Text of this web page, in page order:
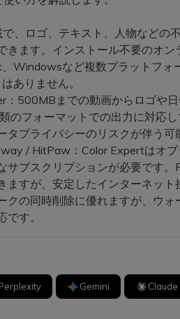
、ロゴ、テキスト、人物などの
きます。インストール不要のオ
Windowsなど複数プラットフォ
ありません。
：500MBまでの動画からロゴや
のフォーマットでの出力に対応
タプライバシーのリスクが伴う可
/ HitPaw：Color Expertはオ
サブスクリプションが必要です
ますが、安定したインターネッ
クの同時削除に優れますが、ウ
す。
Gemini Claude